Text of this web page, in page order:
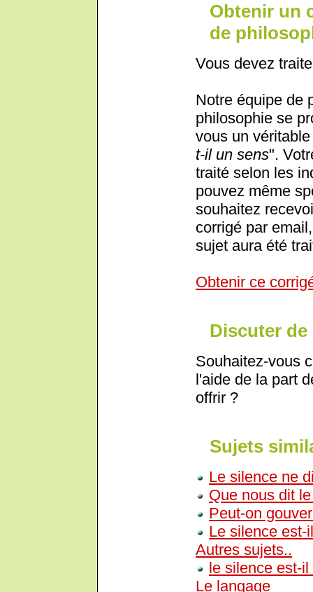
Obtenir un
de
Vous devez
Notre équipe de
philosophie se
vous un
t-il un sens".
traité selon les
pouvez même
souhaitez
corrigé par
sujet aura été
Obtenir ce
Discuter de
Souhaitez-vous
l'aide de la part
offrir ?
Sujets
Le silence ne
Que nous dit
Peut-on
Le silence est-
Autres sujets..
le silence est-
Le langage